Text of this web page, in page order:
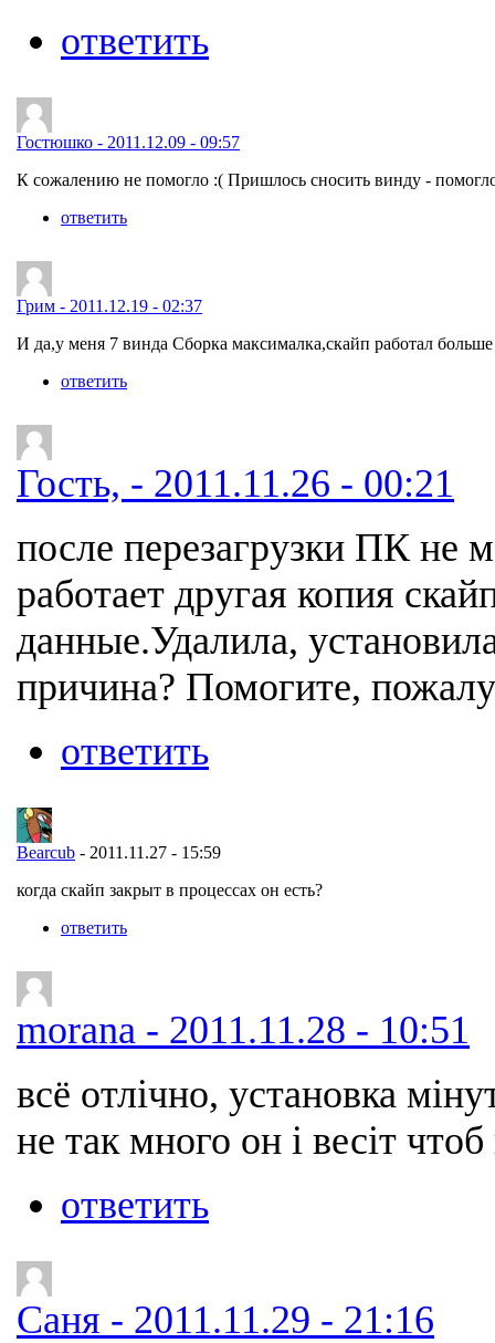
ответить
Гостюшко - 2011.12.09 - 09:57
К сожалению не помогло :( Пришлось сносить винду -
ответить
Грим - 2011.12.19 - 02:37
И да,у меня 7 винда Сборка максималка,скайп работал
ответить
Гость, - 2011.11.26 - 00:21
после перезагрузки ПК не
работает другая копия
данные.Удалила,
причина? Помогите,
ответить
Bearcub - 2011.11.27 - 15:59
когда скайп закрыт в процессах он есть?
ответить
morana - 2011.11.28 - 10:51
всё отлічно, установка
не так много он і весіт
ответить
Cаня - 2011.11.29 - 21:16